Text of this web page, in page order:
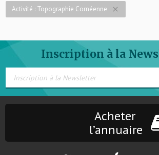
Activité : Topographie Cornéenne close
Inscription à la
Acheter
l’annuaire